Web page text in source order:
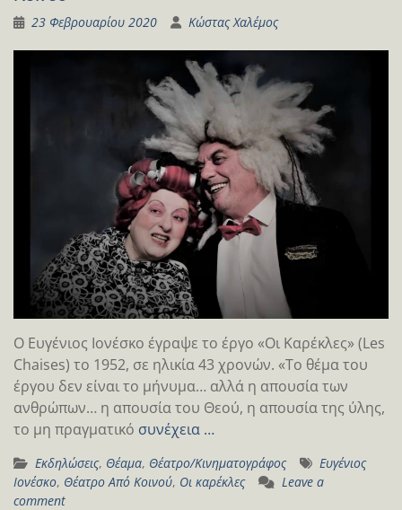
23 Φεβρουαρίου 2020 Κώστας Χαλέμος
Ο Ευγένιος Ιονέσκο έγραψε το έργο «Οι Καρέκλες» (Les
Chaises) το 1952, σε ηλικία 43 χρονών. «Το θέμα του
έργου δεν είναι το μήνυμα… αλλά η απουσία των
ανθρώπων… η απουσία του Θεού, η απουσία της ύλης,
το μη πραγματικό συνέχεια …
Εκδηλώσεις, Θέαμα, Θέατρο/Κινηματογράφος
Ευγένιος
Ιονέσκο, Θέατρο Από Κοινού, Οι καρέκλες
Leave a
comment